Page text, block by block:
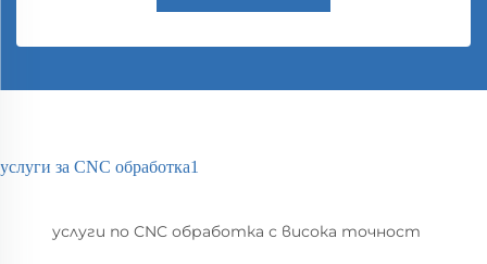
услуги за CNC обработка1
услуги по CNC обработка с висока точност